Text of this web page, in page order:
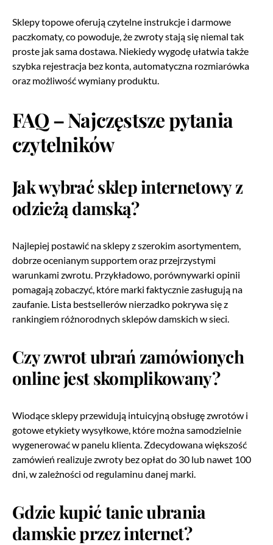
Sklepy topowe oferują czytelne instrukcje i darmowe
paczkomaty, co powoduje, że zwroty stają się niemal tak
proste jak sama dostawa. Niekiedy wygodę ułatwia także
szybka rejestracja bez konta, automatyczna rozmiarówka
oraz możliwość wymiany produktu.
FAQ – Najczęstsze pytania
czytelników
Jak wybrać sklep internetowy z
odzieżą damską?
Najlepiej postawić na sklepy z szerokim asortymentem,
dobrze ocenianym supportem oraz przejrzystymi
warunkami zwrotu. Przykładowo, porównywarki opinii
pomagają zobaczyć, które marki faktycznie zasługują na
zaufanie. Lista bestsellerów nierzadko pokrywa się z
rankingiem różnorodnych sklepów damskich w sieci.
Czy zwrot ubrań zamówionych
online jest skomplikowany?
Wiodące sklepy przewidują intuicyjną obsługę zwrotów i
gotowe etykiety wysyłkowe, które można samodzielnie
wygenerować w panelu klienta. Zdecydowana większość
zamówień realizuje zwroty bez opłat do 30 lub nawet 100
dni, w zależności od regulaminu danej marki.
Gdzie kupić tanie ubrania
damskie przez internet?